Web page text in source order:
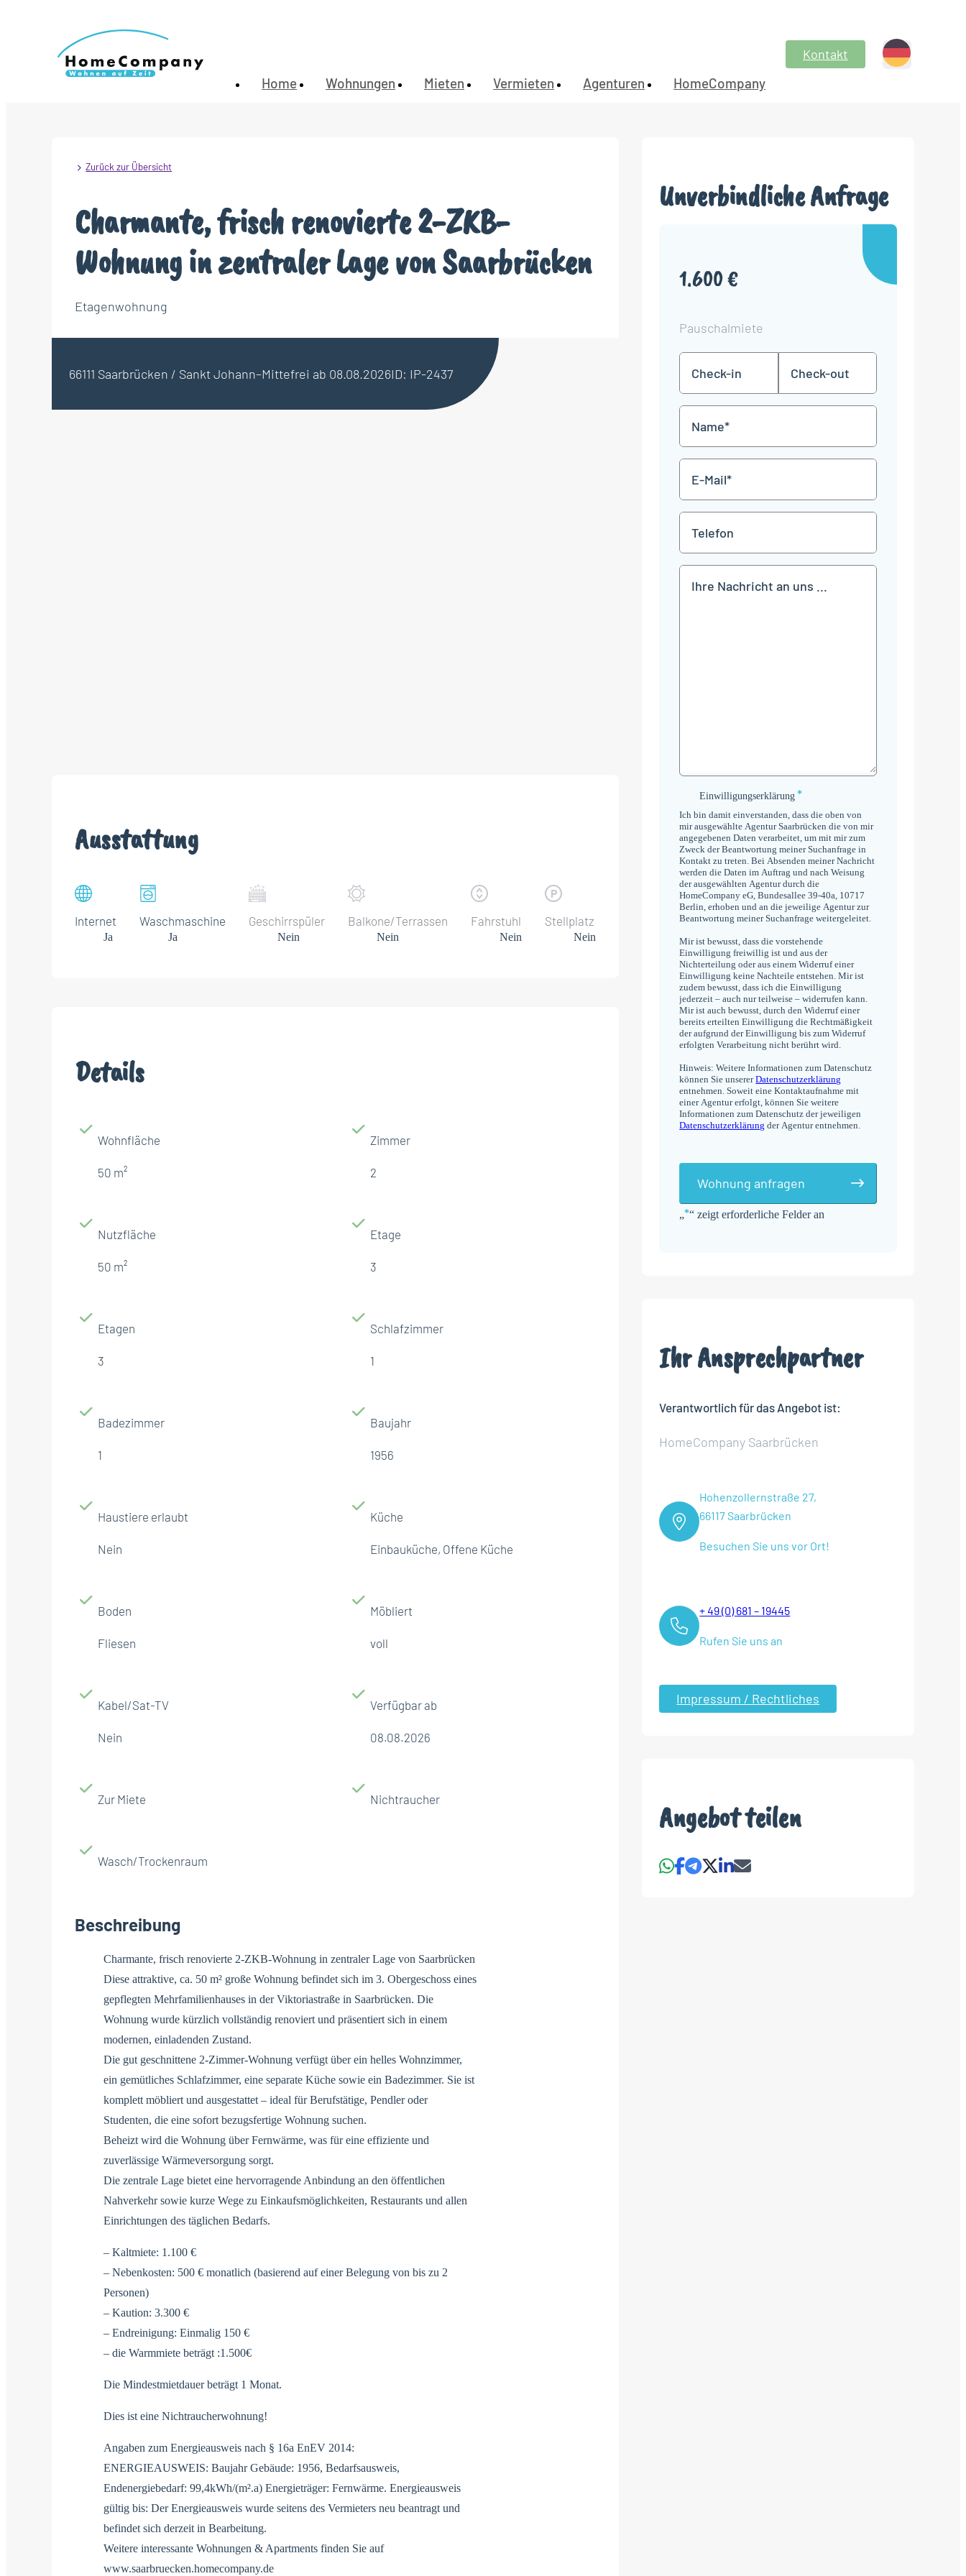
Home Wohnungen Mieten Vermieten Agenturen HomeCompany
Kontakt
Zurück zur Übersicht
Charmante, frisch renovierte 2-ZKB-
Wohnung in zentraler Lage von Saarbrücken
Etagenwohnung
66111 Saarbrücken / Sankt Johann–Mittefrei ab 08.08.2026ID: IP-2437
Ausstattung
Internet
Ja
Waschmaschine
Ja
Geschirrspüler
Nein
Balkone/Terrassen
Nein
Fahrstuhl
Nein
Stellplatz
Nein
Details
Wohnfläche
50 m²
Zimmer
2
Nutzfläche
50 m²
Etage
3
Etagen
3
Schlafzimmer
1
Badezimmer
1
Baujahr
1956
Haustiere erlaubt
Nein
Küche
Einbauküche, Offene Küche
Boden
Fliesen
Möbliert
voll
Kabel/Sat-TV
Nein
Verfügbar ab
08.08.2026
Zur Miete Nichtraucher
Wasch/Trockenraum
Beschreibung
Charmante, frisch renovierte 2-ZKB-Wohnung in zentraler Lage von Saarbrücken
Diese attraktive, ca. 50 m² große Wohnung befindet sich im 3. Obergeschoss eines
gepflegten Mehrfamilienhauses in der Viktoriastraße in Saarbrücken. Die
Wohnung wurde kürzlich vollständig renoviert und präsentiert sich in einem
modernen, einladenden Zustand.
Die gut geschnittene 2-Zimmer-Wohnung verfügt über ein helles Wohnzimmer,
ein gemütliches Schlafzimmer, eine separate Küche sowie ein Badezimmer. Sie ist
komplett möbliert und ausgestattet – ideal für Berufstätige, Pendler oder
Studenten, die eine sofort bezugsfertige Wohnung suchen.
Beheizt wird die Wohnung über Fernwärme, was für eine effiziente und
zuverlässige Wärmeversorgung sorgt.
Die zentrale Lage bietet eine hervorragende Anbindung an den öffentlichen
Nahverkehr sowie kurze Wege zu Einkaufsmöglichkeiten, Restaurants und allen
Einrichtungen des täglichen Bedarfs.
– Kaltmiete: 1.100 €
– Nebenkosten: 500 € monatlich (basierend auf einer Belegung von bis zu 2
Personen)
– Kaution: 3.300 €
– Endreinigung: Einmalig 150 €
– die Warmmiete beträgt :1.500€
Die Mindestmietdauer beträgt 1 Monat.
Dies ist eine Nichtraucherwohnung!
Angaben zum Energieausweis nach § 16a EnEV 2014:
ENERGIEAUSWEIS: Baujahr Gebäude: 1956, Bedarfsausweis,
Endenergiebedarf: 99,4kWh/(m².a) Energieträger: Fernwärme. Energieausweis
gültig bis: Der Energieausweis wurde seitens des Vermieters neu beantragt und
befindet sich derzeit in Bearbeitung.
Weitere interessante Wohnungen & Apartments finden Sie auf
www.saarbruecken.homecompany.de
Unverbindliche Anfrage
1.600 €
Pauschalmiete
„*“ zeigt erforderliche Felder an
in
TT
Punkt
MM
JJJJ
TT
Punkt
MM
Mail
*
Einwilligungserklärung
Einwilligungserklärung *
Ich bin damit einverstanden, dass die oben von
mir ausgewählte Agentur Saarbrücken die von mir
angegebenen Daten verarbeitet, um mit mir zum
Zweck der Beantwortung meiner Suchanfrage in
Kontakt zu treten. Bei Absenden meiner Nachricht
werden die Daten im Auftrag und nach Weisung
der ausgewählten Agentur durch die
HomeCompany eG, Bundesallee 39-40a, 10717
Berlin, erhoben und an die jeweilige Agentur zur
Beantwortung meiner Suchanfrage weitergeleitet.
Mir ist bewusst, dass die vorstehende
Einwilligung freiwillig ist und aus der
Nichterteilung oder aus einem Widerruf einer
Einwilligung keine Nachteile entstehen. Mir ist
zudem bewusst, dass ich die Einwilligung
jederzeit – auch nur teilweise – widerrufen kann.
Mir ist auch bewusst, durch den Widerruf einer
bereits erteilten Einwilligung die Rechtmäßigkeit
der aufgrund der Einwilligung bis zum Widerruf
erfolgten Verarbeitung nicht berührt wird.
Hinweis: Weitere Informationen zum Datenschutz
können Sie unsererDatenschutzerklärung
entnehmen. Soweit eine Kontaktaufnahme mit
einer Agentur erfolgt, können Sie weitere
Informationen zum Datenschutz der jeweiligen
Datenschutzerklärung der Agentur entnehmen.
Wohnung anfragen
Ihr Ansprechpartner
Verantwortlich für das Angebot ist:
HomeCompany Saarbrücken
Hohenzollernstraße 27,
66117 Saarbrücken
Besuchen Sie uns vor Ort!
+ 49 (0) 681 – 19445
Rufen Sie uns an
Impressum / Rechtliches
Angebot teilen